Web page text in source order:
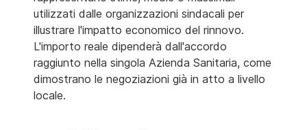
utilizzati dalle organizzazioni sindacali per
illustrare l'impatto economico del rinnovo.
L'importo reale dipenderà dall'accordo
raggiunto nella singola Azienda Sanitaria, come
dimostrano le negoziazioni già in atto a livello
locale.